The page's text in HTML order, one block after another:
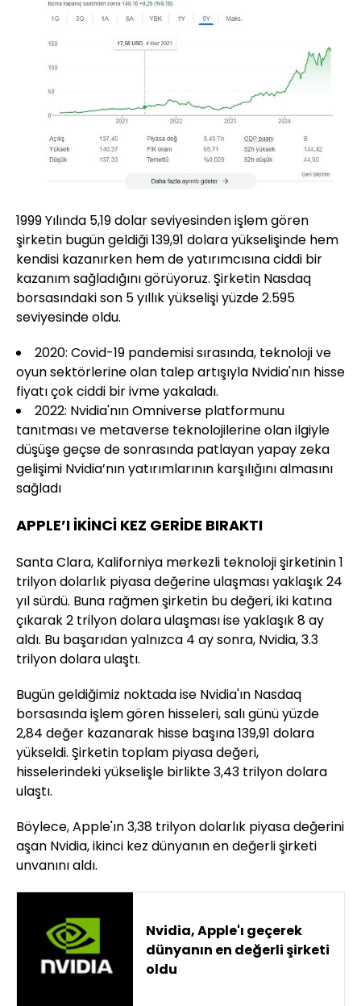
1999 Yılında 5,19 dolar seviyesinden işlem gören
şirketin bugün geldiği 139,91 dolara yükselişinde hem
kendisi kazanırken hem de yatırımcısına ciddi bir
kazanım sağladığını görüyoruz. Şirketin Nasdaq
borsasındaki son 5 yıllık yükselişi yüzde 2.595
seviyesinde oldu.
2020: Covid-19 pandemisi sırasında, teknoloji ve
oyun sektörlerine olan talep artışıyla Nvidia'nın hisse
fiyatı çok ciddi bir ivme yakaladı.
2022: Nvidia'nın Omniverse platformunu
tanıtması ve metaverse teknolojilerine olan ilgiyle
düşüşe geçse de sonrasında patlayan yapay zeka
gelişimi Nvidia’nın yatırımlarının karşılığını almasını
sağladı
APPLE’I İKİNCİ KEZ GERİDE BIRAKTI
Santa Clara, Kaliforniya merkezli teknoloji şirketinin 1
trilyon dolarlık piyasa değerine ulaşması yaklaşık 24
yıl sürdü. Buna rağmen şirketin bu değeri, iki katına
çıkarak 2 trilyon dolara ulaşması ise yaklaşık 8 ay
aldı. Bu başarıdan yalnızca 4 ay sonra, Nvidia, 3.3
trilyon dolara ulaştı.
Bugün geldiğimiz noktada ise Nvidia'ın Nasdaq
borsasında işlem gören hisseleri, salı günü yüzde
2,84 değer kazanarak hisse başına 139,91 dolara
yükseldi. Şirketin toplam piyasa değeri,
hisselerindeki yükselişle birlikte 3,43 trilyon dolara
ulaştı.
Böylece, Apple'ın 3,38 trilyon dolarlık piyasa değerini
aşan Nvidia, ikinci kez dünyanın en değerli şirketi
unvanını aldı.
Nvidia, Apple'ı geçerek
dünyanın en değerli şirketi
oldu